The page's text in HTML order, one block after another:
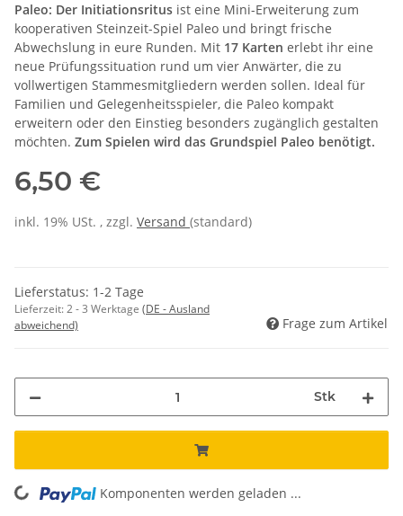
Paleo: Der Initiationsritus ist eine Mini-Erweiterung zum
kooperativen Steinzeit-Spiel Paleo und bringt frische
Abwechslung in eure Runden. Mit 17 Karten erlebt ihr eine
neue Prüfungssituation rund um vier Anwärter, die zu
vollwertigen Stammesmitgliedern werden sollen. Ideal für
Familien und Gelegenheitsspieler, die Paleo kompakt
erweitern oder den Einstieg besonders zugänglich gestalten
möchten. Zum Spielen wird das Grundspiel Paleo benötigt.
6,50 €
inkl. 19% USt. , zzgl. Versand (standard)
Lieferstatus: 1-2 Tage
Lieferzeit:2 - 3 Werktage (DE - Ausland
abweichend)
Frage zum Artikel
Stk
Komponenten werden geladen ...